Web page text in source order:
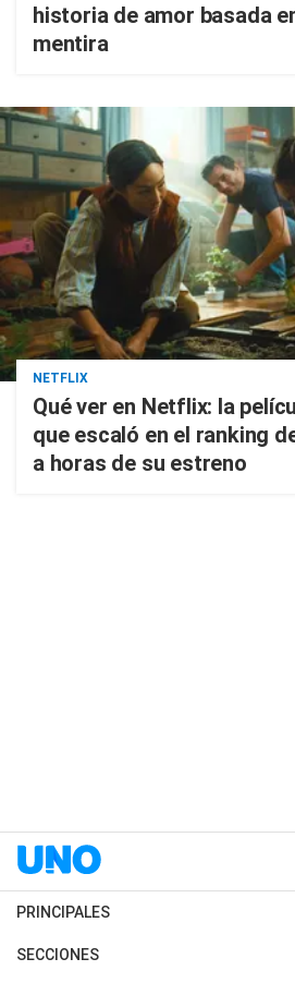
historia de amor basada
mentira
NETFLIX
Qué ver en Netflix: la
que escaló en el ranking
a horas de su estreno
PRINCIPALES
Últimas Noticias
SECCIONES